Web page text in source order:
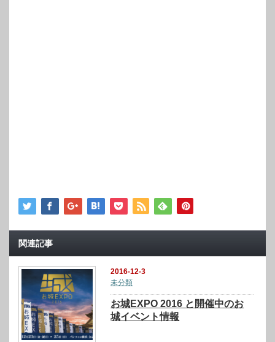
関連記事
2016-12-3
未分類
お城EXPO 2016 と開催中のお
城イベント情報